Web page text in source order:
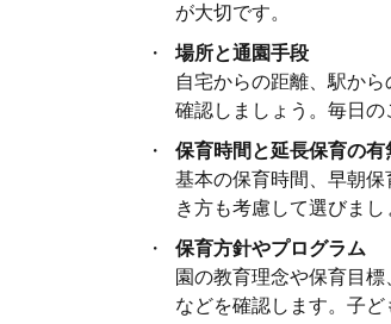
が大切です。
場所と通園手段
自宅からの距離、駅か
確認しましょう。毎日の
保育時間と延長保育の有
基本の保育時間、早朝
き方も考慮して選びまし
保育方針やプログラム
園の教育理念や保育目
などを確認します。子